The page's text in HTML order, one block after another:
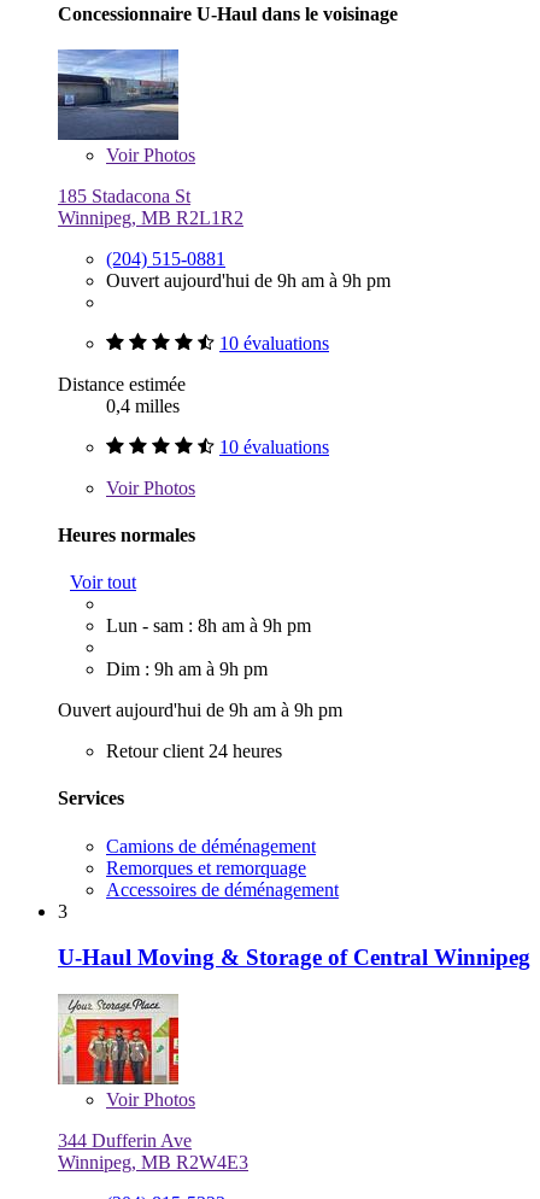
Concessionnaire U-Haul dans le voisinage
VoirPhotos
185 Stadacona St
Winnipeg, MB R2L1R2
(204) 515-0881
Ouvert aujourd'hui de 9h am à 9h pm
10 évaluations
Distance estimée
0,4 milles
10 évaluations
VoirPhotos
Heures normales
Voir tout
Lun - sam : 8h am à 9h pm
Dim : 9h am à 9h pm
Ouvert aujourd'hui de 9h am à 9h pm
Retour client 24 heures
Services
Camions de déménagement
Remorques et remorquage
Accessoires de déménagement
3
U-Haul Moving & Storage of Central Winnipeg
VoirPhotos
344 Dufferin Ave
Winnipeg, MB R2W4E3